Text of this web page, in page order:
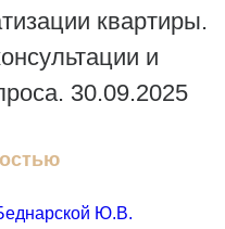
квартиры.
и
30.09.2025